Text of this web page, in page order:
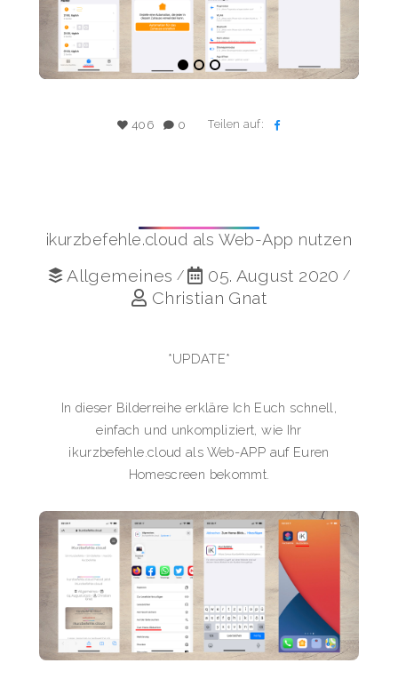
406 0 Teilen auf:
ikurzbefehle.cloud als Web-App nutzen
Allgemeines / 05. August 2020 /
Christian Gnat
*UPDATE*
In dieser Bilderreihe erkläre Ich Euch schnell,
einfach und unkompliziert, wie Ihr
ikurzbefehle.cloud als Web-APP auf Euren
Homescreen bekommt.